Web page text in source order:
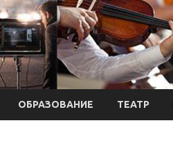
ОБРАЗОВАНИЕ ТЕАТР